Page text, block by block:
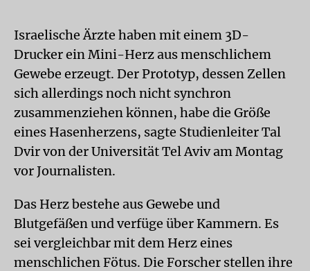
Israelische Ärzte haben mit einem 3D-
Drucker ein Mini-Herz aus menschlichem
Gewebe erzeugt. Der Prototyp, dessen Zellen
sich allerdings noch nicht synchron
zusammenziehen können, habe die Größe
eines Hasenherzens, sagte Studienleiter Tal
Dvir von der Universität Tel Aviv am Montag
vor Journalisten.
Das Herz bestehe aus Gewebe und
Blutgefäßen und verfüge über Kammern. Es
sei vergleichbar mit dem Herz eines
menschlichen Fötus. Die Forscher stellen ihre